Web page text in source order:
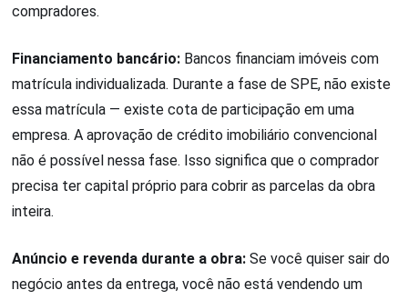
compradores.
Financiamento bancário: Bancos financiam imóveis com
matrícula individualizada. Durante a fase de SPE, não existe
essa matrícula — existe cota de participação em uma
empresa. A aprovação de crédito imobiliário convencional
não é possível nessa fase. Isso significa que o comprador
precisa ter capital próprio para cobrir as parcelas da obra
inteira.
Anúncio e revenda durante a obra: Se você quiser sair do
negócio antes da entrega, você não está vendendo um